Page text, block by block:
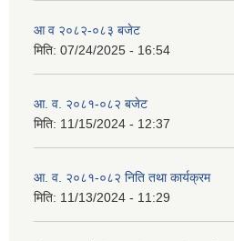
आ व २०८२-०८३ बजेट
मिति: 07/24/2025 - 16:54
आ. व. २०८१-०८२ बजेट
मिति: 11/15/2024 - 12:37
आ. व. २०८१-०८२ निति तथा कार्यक्रम
मिति: 11/13/2024 - 11:29